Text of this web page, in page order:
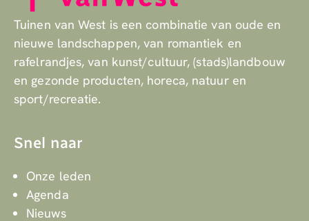
Tuinen van West is een combinatie van oude en
nieuwe landschappen, van romantiek en
rafelrandjes, van kunst/cultuur, (stads)landbouw
en gezonde producten, horeca, natuur en
sport/recreatie.
Snel naar
Onze leden
Agenda
Nieuws